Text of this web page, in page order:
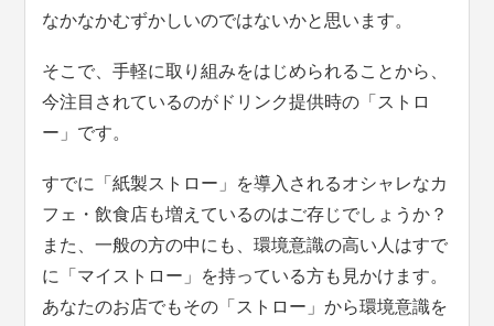
なかなかむずかしいのではないかと思います。
そこで、手軽に取り組みをはじめられることから、
今注目されているのがドリンク提供時の「ストロ
ー」です。
すでに「紙製ストロー」を導入されるオシャレなカ
フェ・飲食店も増えているのはご存じでしょうか？
また、一般の方の中にも、環境意識の高い人はすで
に「マイストロー」を持っている方も見かけます。
あなたのお店でもその「ストロー」から環境意識を